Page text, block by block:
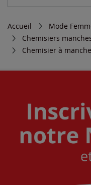
Accueil Mode
Chemisiers
Chemisier à